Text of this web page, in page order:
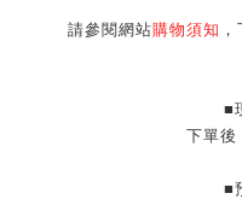
請參閱網站購物須知
■
下單後
■